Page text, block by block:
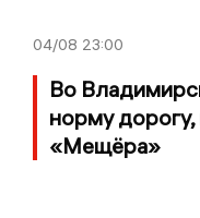
04/08 23:00
Во
норму
«Мещёра»